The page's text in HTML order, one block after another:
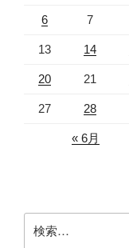
6 7
13 14
20 21
27 28
« 6月
索: